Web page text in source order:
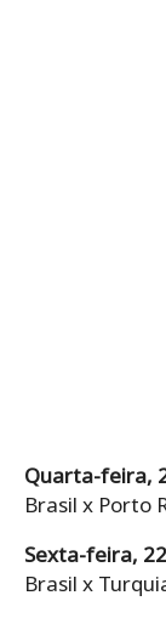
Quarta-feira,
Brasil x Porto
Sexta-feira,
Brasil x